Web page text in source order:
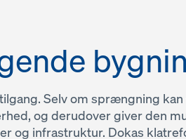
Selv om sprængning
og derudover giver den
og infrastruktur. Dokas